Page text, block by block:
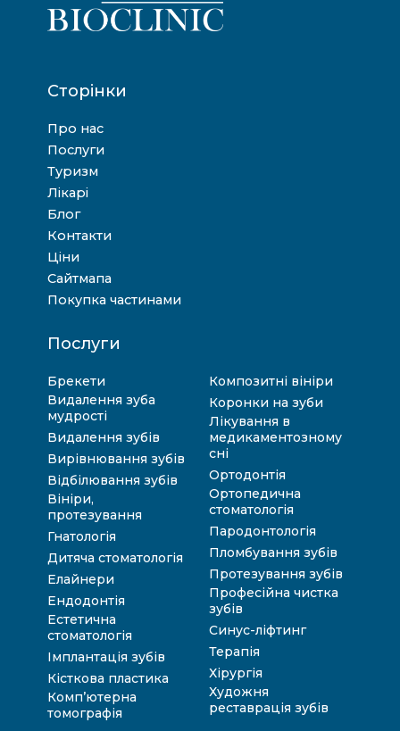
Сторінки
Про нас
Послуги
Туризм
Лікарі
Блог
Контакти
Ціни
Сайтмапа
Покупка частинами
Послуги
Брекети
Видалення зуба
мудрості
Видалення зубів
Вирівнювання зубів
Відбілювання зубів
Вініри,
протезування
Гнатологія
Дитяча стоматологія
Елайнери
Ендодонтія
Естетична
стоматологія
Імплантація зубів
Кісткова пластика
Комп’ютерна
томографія
Композитні вініри
Коронки на зуби
Лікування в
медикаментозному
сні
Ортодонтія
Ортопедична
стоматологія
Пародонтологія
Пломбування зубів
Протезування зубів
Професійна чистка
зубів
Синус-ліфтинг
Терапія
Хірургія
Художня
реставрація зубів